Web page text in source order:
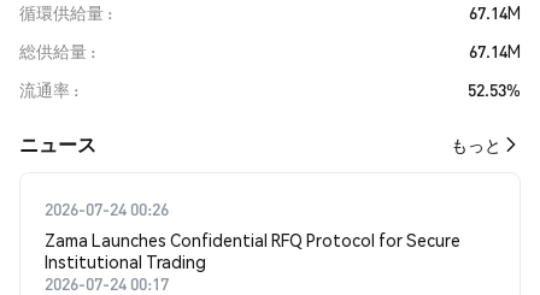
循環供給量
67.14M
総供給量
67.14M
流通率
52.53%
​​ニュース​​ もっと
2026-07-24 00:26
Zama Launches Confidential RFQ Protocol for Secure
Institutional Trading
2026-07-24 00:17